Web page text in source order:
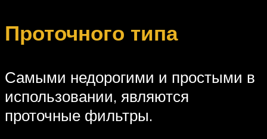
Проточного типа
Самыми недорогими и простыми в
использовании, являются
проточные фильтры.